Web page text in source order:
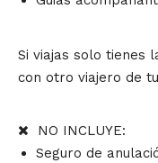
Si viajas solo tienes
con otro viajero de
NO INCLUYE:
Seguro de